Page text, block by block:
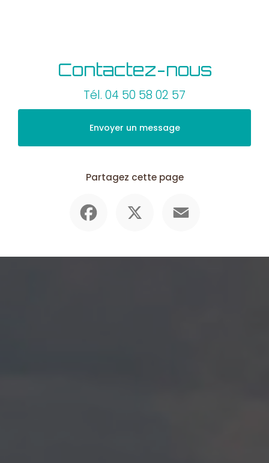
Contactez-nous
Tél. 04 50 58 02 57
Envoyer un message
Partagez cette page